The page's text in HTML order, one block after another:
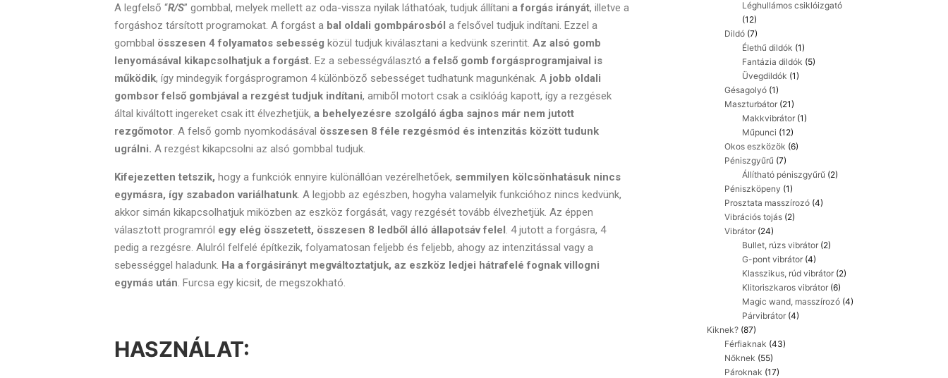
A legfelső “R/S” gombbal, melyek mellett az oda-vissza nyilak láthatóak, tudjuk állítani a forgás irányát, illetve a
forgáshoz társított programokat. A forgást a bal oldali gombpárosból a felsővel tudjuk indítani. Ezzel a
gombbal összesen 4 folyamatos sebesség közül tudjuk kiválasztani a kedvünk szerintit. Az alsó gomb
lenyomásával kikapcsolhatjuk a forgást. Ez a sebességválasztó a felső gomb forgásprogramjaival is
működik, így mindegyik forgásprogramon 4 különböző sebességet tudhatunk magunkénak. A jobb oldali
gombsor felső gombjával a rezgést tudjuk indítani, amiből motort csak a csiklóág kapott, így a rezgések
által kiváltott ingereket csak itt élvezhetjük, a behelyezésre szolgáló ágba sajnos már nem jutott
rezgőmotor. A felső gomb nyomkodásával összesen 8 féle rezgésmód és intenzitás között tudunk
ugrálni. A rezgést kikapcsolni az alsó gombbal tudjuk.
Kifejezetten tetszik, hogy a funkciók ennyire különállóan vezérelhetőek, semmilyen kölcsönhatásuk nincs
egymásra, így szabadon variálhatunk. A legjobb az egészben, hogyha valamelyik funkcióhoz nincs kedvünk,
akkor simán kikapcsolhatjuk miközben az eszköz forgását, vagy rezgését tovább élvezhetjük. Az éppen
választott programról egy elég összetett, összesen 8 ledből álló állapotsáv felel . 4 jutott a forgásra, 4
pedig a rezgésre. Alulról felfelé építkezik, folyamatosan feljebb és feljebb, ahogy az intenzitással vagy a
sebességgel haladunk. Ha a forgásirányt megváltoztatjuk, az eszköz ledjei hátrafelé fognak villogni
egymás után. Furcsa egy kicsit, de megszokható.
HASZNÁLAT:
Léghullámos csiklóizgató
(12)
Dildó (7)
Élethű dildók (1)
Fantázia dildók (5)
Üvegdildók (1)
Gésagolyó (1)
Maszturbátor (21)
Makkvibrátor (1)
Műpunci (12)
Okos eszközök (6)
Péniszgyűrű (7)
Állítható péniszgyűrű (2)
Péniszköpeny (1)
Prosztata masszírozó (4)
Vibrációs tojás (2)
Vibrátor (24)
Bullet, rúzs vibrátor (2)
G-pont vibrátor (4)
Klasszikus, rúd vibrátor (2)
Klitoriszkaros vibrátor (6)
Magic wand, masszírozó (4)
Párvibrátor (4)
Kiknek? (87)
Férfiaknak (43)
Nőknek (55)
Pároknak (17)